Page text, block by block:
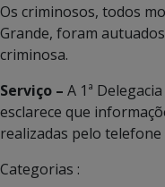
Os criminosos, todos
Grande, foram
criminosa.
Serviço – A 1ª
esclarece que
realizadas pelo telefone
Categorias :